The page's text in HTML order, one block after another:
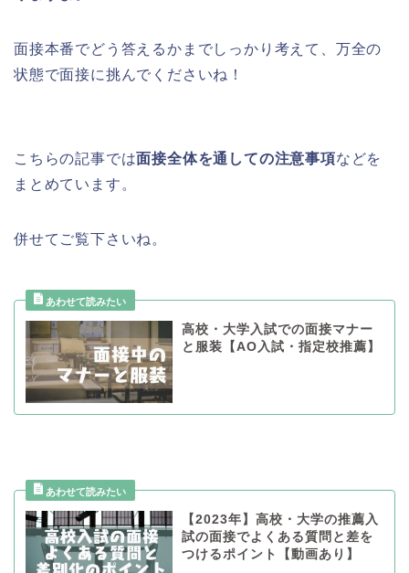
面接本番でどう答えるかまでしっかり考えて、万全の
状態で面接に挑んでくださいね！
こちらの記事では面接全体を通しての注意事項などを
まとめています。
併せてご覧下さいね。
高校・大学入試での面接マナー
と服装【AO入試・指定校推薦】
【2023年】高校・大学の推薦入
試の面接でよくある質問と差を
つけるポイント【動画あり】